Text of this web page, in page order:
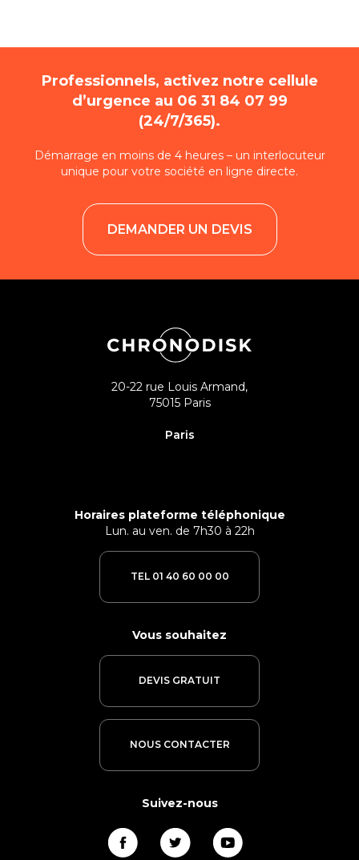
Professionnels, activez notre cellule
d’urgence au 06 31 84 07 99
(24/7/365).
Démarrage en moins de 4 heures – un interlocuteur
unique pour votre société en ligne directe.
DEMANDER UN DEVIS
20-22 rue Louis Armand,
75015 Paris
Paris
Vous souhaitez
DEVIS GRATUIT
NOUS CONTACTER
Horaires plateforme téléphonique
Lun. au ven. de 7h30 à 22h
TEL 01 40 60 00 00
Suivez-nous